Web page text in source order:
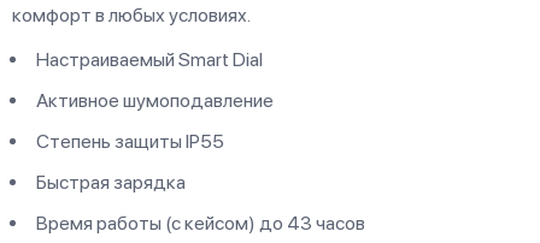
комфорт в любых условиях.
Настраиваемый Smart Dial
Активное шумоподавление
Степень защиты IP55
Быстрая зарядка
Время работы (с кейсом) до 43 часов